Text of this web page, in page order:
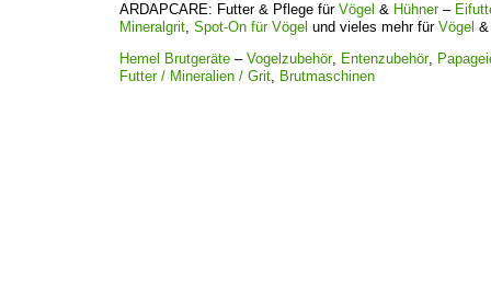
ARDAPCARE: Futter & Pflege fürVögel & Hühner–
Mineralgrit,Spot-On für Vögel und vieles mehr fürVögel
Hemel Brutgeräte –Vogelzubehör, Entenzubehör,
Futter / Mineralien / Grit, Brutmaschinen